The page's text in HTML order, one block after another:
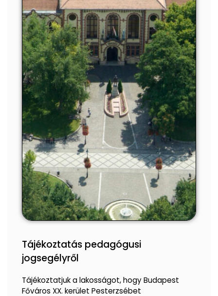
Tájékoztatás pedagógusi
jogsegélyről
Tájékoztatjuk a lakosságot, hogy Budapest
Főváros XX. kerület Pesterzsébet